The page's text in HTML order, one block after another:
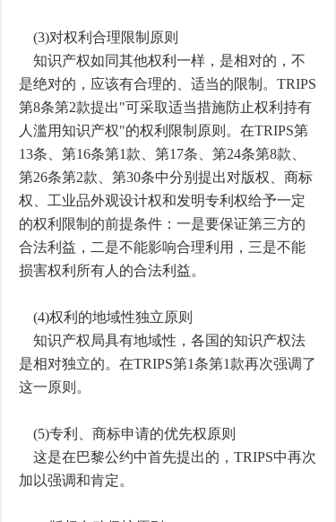
(3)对权利合理限制原则
知识产权如同其他权利一样，是相对的，不
是绝对的，应该有合理的、适当的限制。TRIPS
第8条第2款提出"可采取适当措施防止权利持有
人滥用知识产权"的权利限制原则。在TRIPS第
13条、第16条第1款、第17条、第24条第8款、
第26条第2款、第30条中分别提出对版权、商标
权、工业品外观设计权和发明专利权给予一定
的权利限制的前提条件：一是要保证第三方的
合法利益，二是不能影响合理利用，三是不能
损害权利所有人的合法利益。
(4)权利的地域性独立原则
知识产权局具有地域性，各国的知识产权法
是相对独立的。在TRIPS第1条第1款再次强调了
这一原则。
(5)专利、商标申请的优先权原则
这是在巴黎公约中首先提出的，TRIPS中再次
加以强调和肯定。